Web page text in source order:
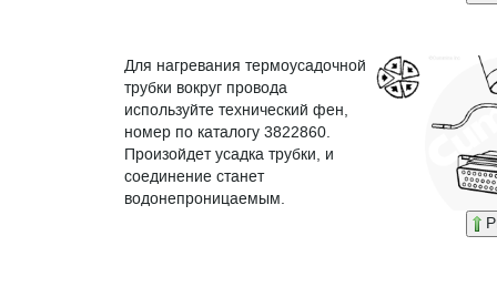
Для нагревания термоусадочной
трубки вокруг провода
используйте технический фен,
номер по каталогу 3822860.
Произойдет усадка трубки, и
соединение станет
водонепроницаемым.